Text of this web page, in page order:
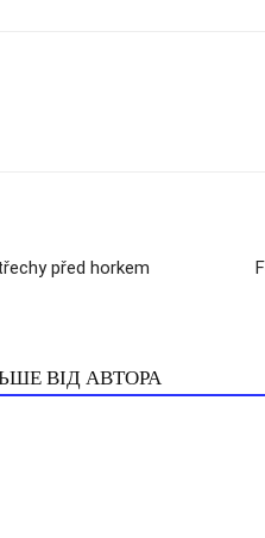
před horkem
ВІД АВТОРА